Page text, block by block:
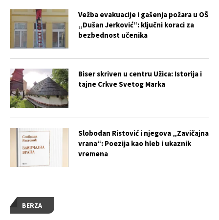
BERZA
Vežba evakuacije i gašenja požara u OŠ
„Dušan Jerković“: ključni koraci za
bezbednost učenika
Biser skriven u centru Užica: Istorija i
tajne Crkve Svetog Marka
Slobodan Ristović i njegova „Zavičajna
vrana“: Poezija kao hleb i ukaznik
vremena